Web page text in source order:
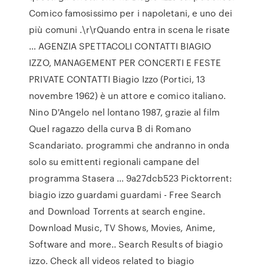
Comico famosissimo per i napoletani, e uno dei
più comuni .\r\rQuando entra in scena le risate
… AGENZIA SPETTACOLI CONTATTI BIAGIO
IZZO, MANAGEMENT PER CONCERTI E FESTE
PRIVATE CONTATTI Biagio Izzo (Portici, 13
novembre 1962) è un attore e comico italiano.
Nino D'Angelo nel lontano 1987, grazie al film
Quel ragazzo della curva B di Romano
Scandariato. programmi che andranno in onda
solo su emittenti regionali campane del
programma Stasera … 9a27dcb523 Picktorrent:
biagio izzo guardami guardami - Free Search
and Download Torrents at search engine.
Download Music, TV Shows, Movies, Anime,
Software and more.. Search Results of biagio
izzo. Check all videos related to biagio